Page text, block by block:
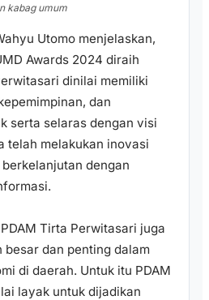
kabag umum
Utomo menjelaskan,
Awards 2024 diraih
dinilai memiliki
dan
serta selaras dengan visi
telah melakukan inovasi
dengan
Tirta Perwitasari juga
dan penting dalam
di daerah. Untuk itu PDAM
layak untuk dijadikan